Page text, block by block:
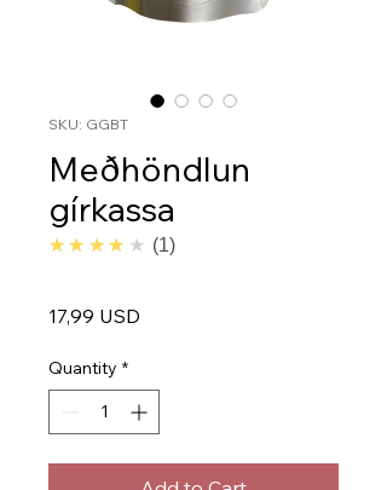
SKU: GGBT
Meðhöndlun
gírkassa
★★★★★ 4.0
1
17,99 USD
Quantity *